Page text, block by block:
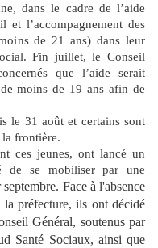
dans le cadre de l’aide
et l’accompagnement des
de 21 ans) dans leur
Fin juillet, le Conseil
que l’aide serait
moins de 19 ans afin de
le 31 août et certains sont
la frontière.
ces jeunes, ont lancé un
de se mobiliser par une
Face à l'absence
préfecture, ils ont décidé
Général, soutenus par
Santé Sociaux, ainsi que